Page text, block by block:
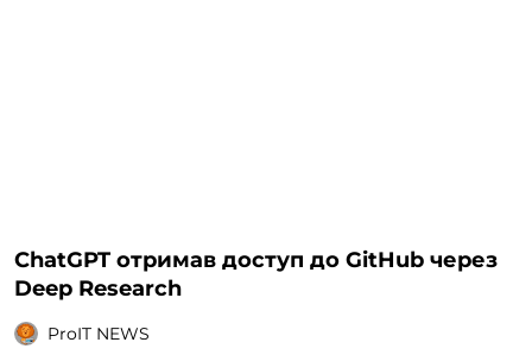
ChatGPT отримав доступ до GitHub через
Deep Research
ProIT NEWS